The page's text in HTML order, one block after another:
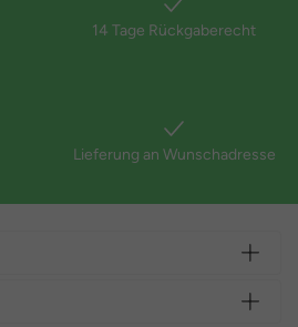
14 Tage Rückgaberecht
Lieferung an Wunschadresse